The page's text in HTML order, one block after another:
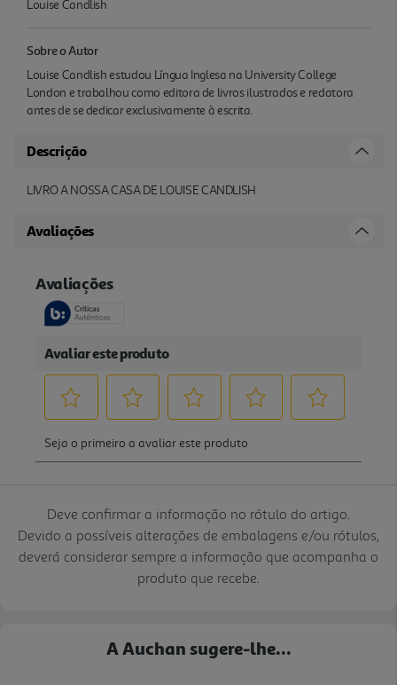
Louise Candlish
Sobre o Autor
Louise Candlish estudou Língua Inglesa na University College
London e trabalhou como editora de livros ilustrados e redatora
antes de se dedicar exclusivamente à escrita.
Descrição
LIVRO A NOSSA CASA DE LOUISE CANDLISH
Avaliações
Deve confirmar a informação no rótulo do artigo.
Devido a possíveis alterações de embalagens e/ou rótulos,
deverá considerar sempre a informação que acompanha o
produto que recebe.
A Auchan sugere-lhe...